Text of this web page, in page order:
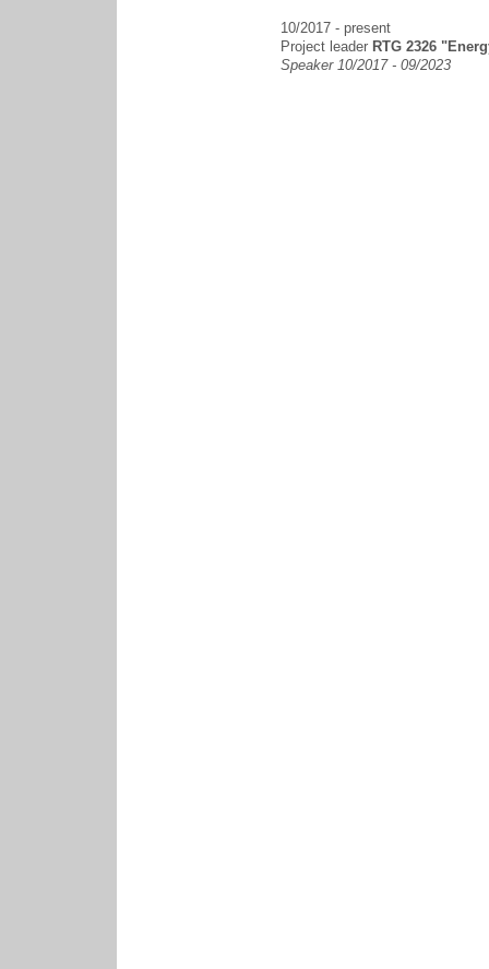
10/2017 - present
Project leader RTG 2326
Speaker 10/2017 - 09/2023